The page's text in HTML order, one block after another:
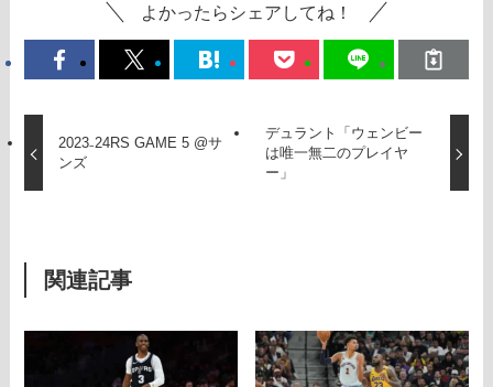
よかったらシェアしてね！
2023₋24RS GAME 5 @サ
ンズ
デュラント「ウェンビー
は唯一無二のプレイヤ
ー」
関連記事